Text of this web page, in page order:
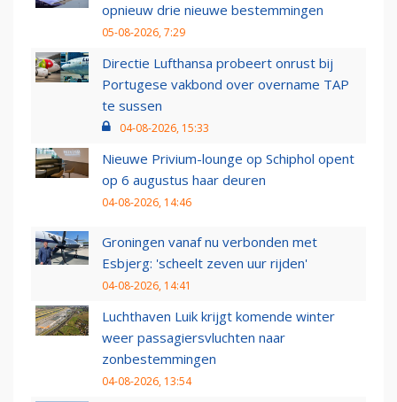
opnieuw drie nieuwe bestemmingen
05-08-2026, 7:29
Directie Lufthansa probeert onrust bij
Portugese vakbond over overname TAP
te sussen
04-08-2026, 15:33
Nieuwe Privium-lounge op Schiphol opent
op 6 augustus haar deuren
04-08-2026, 14:46
Groningen vanaf nu verbonden met
Esbjerg: 'scheelt zeven uur rijden'
04-08-2026, 14:41
Luchthaven Luik krijgt komende winter
weer passagiersvluchten naar
zonbestemmingen
04-08-2026, 13:54